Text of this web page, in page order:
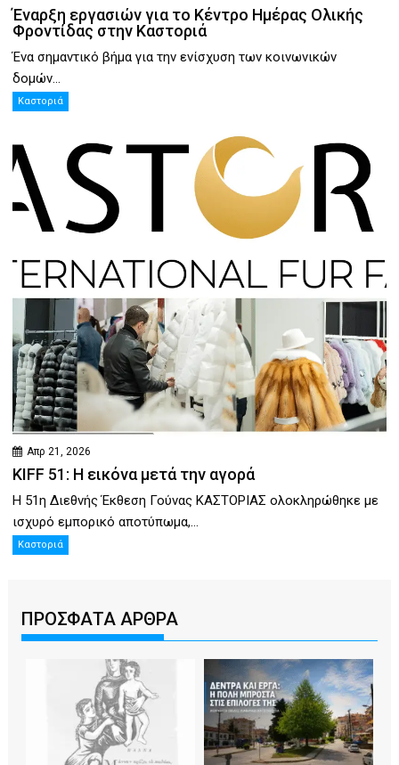
Έναρξη εργασιών για το Κέντρο Ημέρας Ολικής
Φροντίδας στην Καστοριά
Ένα σημαντικό βήμα για την ενίσχυση των κοινωνικών
δομών...
Καστοριά
Απρ 21, 2026
KIFF 51: Η εικόνα μετά την αγορά
Η 51η Διεθνής Έκθεση Γούνας ΚΑΣΤΟΡΙΑΣ ολοκληρώθηκε με
ισχυρό εμπορικό αποτύπωμα,...
Καστοριά
ΠΡΟΣΦΑΤΑ ΑΡΘΡΑ